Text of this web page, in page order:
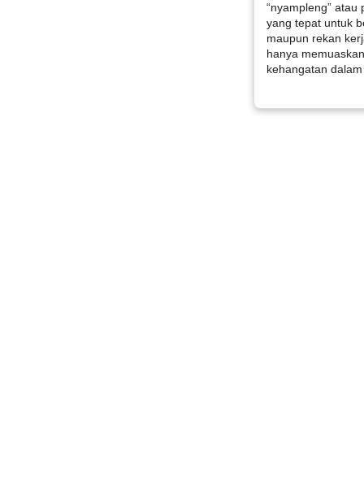
“nyampleng”
yang tepat untuk
maupun rekan
hanya
kehangatan